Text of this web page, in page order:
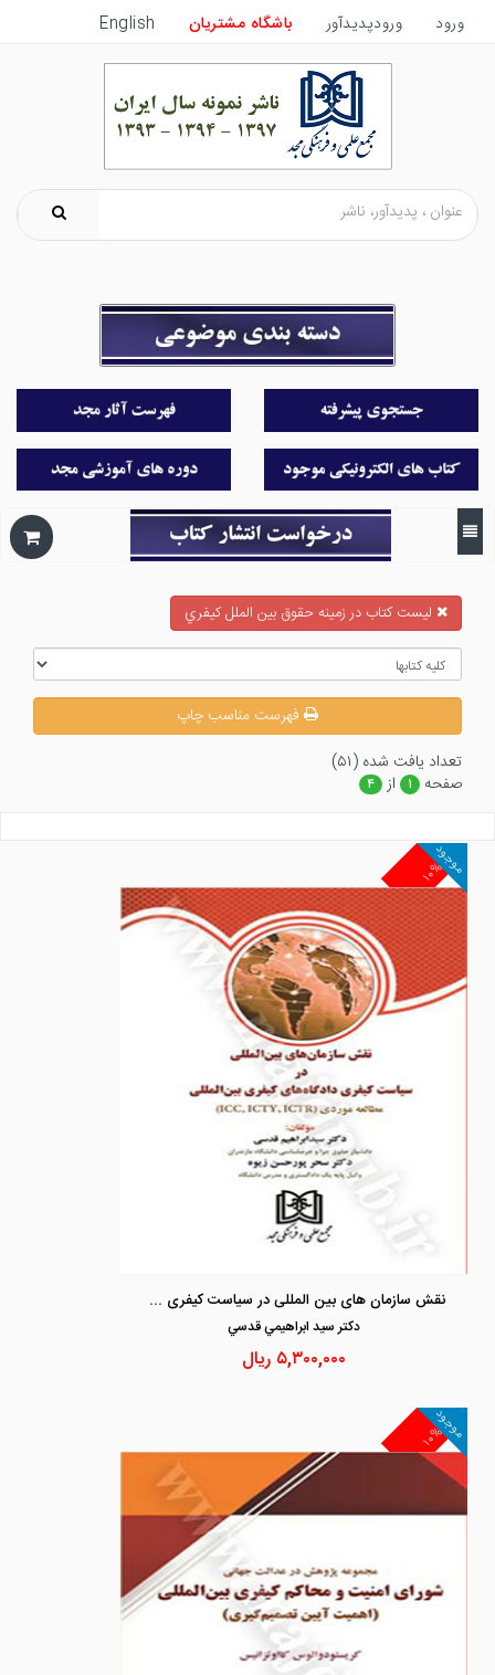
ورود ورودپدیدآور باشگاه مشتریان English
ليست كتاب در زمينه حقوق بين الملل كيفري
فهرست مناسب چاپ
تعداد يافت شده (۵۱)
صفحه
۱ از ۴
۱۰%
موجود
نقش سازمان های بین المللی در سیاست کیفری دادگاه های کیفری بین المللی
دكتر سيد ابراهيمي قدسي
۵,۳۰۰,۰۰۰ ریال
۱۰%
موجود